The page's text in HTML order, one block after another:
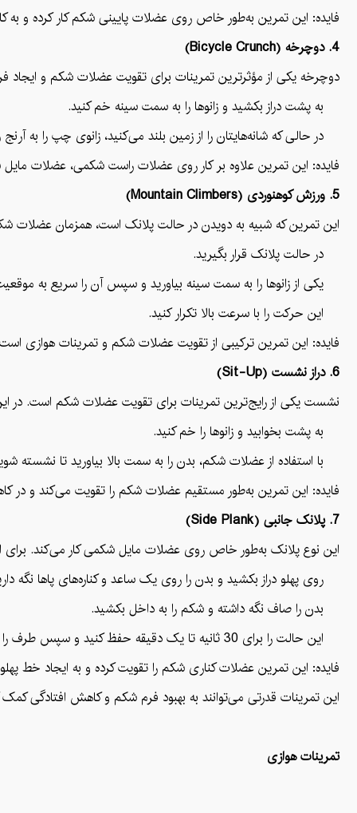
فایده: این تمرین به‌طور خاص روی عضلات پایینی شکم کار کرده و
4. دوچرخه (Bicycle Crunch)
دوچرخه یکی از مؤثرترین تمرینات برای تقویت عضلات شکم و ایجاد
به پشت دراز بکشید و زانوها را به سمت سینه خم کنید.
در حالی که شانه‌هایتان را از زمین بلند می‌کنید، زانوی چپ را به
فایده: این تمرین علاوه بر کار روی عضلات راست شکمی، عضلات
5. ورزش کوهنوردی (Mountain Climbers)
این تمرین که شبیه به دویدن در حالت پلانک است، همزمان عضلات
در حالت پلانک قرار بگیرید.
یکی از زانوها را به سمت سینه بیاورید و سپس آن را سریع به
این حرکت را با سرعت بالا تکرار کنید.
فایده: این تمرین ترکیبی از تقویت عضلات شکم و تمرینات هوازی
6. دراز نشست (Sit-Up)
نشست یکی از رایج‌ترین تمرینات برای تقویت عضلات شکم است. در
به پشت بخوابید و زانوها را خم کنید.
با استفاده از عضلات شکم، بدن را به سمت بالا بیاورید تا نشسته
فایده: این تمرین به‌طور مستقیم عضلات شکم را تقویت می‌کند و در
7. پلانک جانبی (Side Plank)
این نوع پلانک به‌طور خاص روی عضلات مایل شکمی کار می‌کند. برای
روی پهلو دراز بکشید و بدن را روی یک ساعد و کناره‌های پاها نگه
بدن را صاف نگه داشته و شکم را به داخل بکشید.
این حالت را برای 30 ثانیه تا یک دقیقه حفظ کنید و سپس طرف را عوض کنید.
فایده: این تمرین عضلات کناری شکم را تقویت کرده و به ایجاد خط
این تمرینات قدرتی می‌توانند به بهبود فرم شکم و کاهش افتادگی
تمرینات هوازی